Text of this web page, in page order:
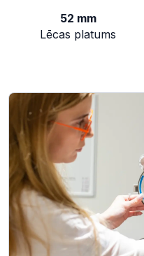
52 mm
Lēcas platums